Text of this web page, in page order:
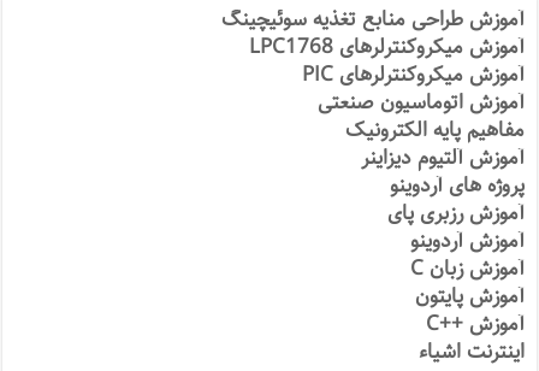
آموزش طراحی منابع تغذیه سوئیچینگ
آموزش میکروکنترلرهای LPC1768
آموزش میکروکنترلرهای PIC
آموزش اتوماسیون صنعتی
مفاهیم پایه الکترونیک
آموزش آلتیوم دیزاینر
پروژه های آردوینو
آموزش رزبری پای
آموزش آردوینو
آموزش زبان C
آموزش پایتون
آموزش ++C
اینترنت اشیاء